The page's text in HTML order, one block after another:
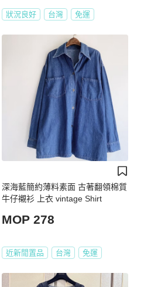
狀況良好 台灣 免運
深海藍簡約薄料素面 古著翻領棉質
牛仔襯衫 上衣 vintage Shirt
MOP 278
近新閒置品 台灣 免運